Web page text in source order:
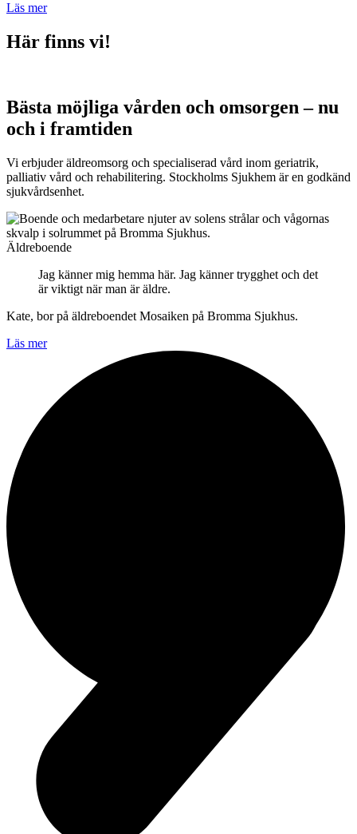
Läs mer
Här finns vi!
Bästa möjliga vården och omsorgen – nu
och i framtiden
Vi erbjuder äldreomsorg och specialiserad vård inom geriatrik,
palliativ vård och rehabilitering. Stockholms Sjukhem är en godkänd
sjukvårdsenhet.
Äldreboende
Jag känner mig hemma här. Jag känner trygghet och det
är viktigt när man är äldre.
Kate, bor på äldreboendet Mosaiken på Bromma Sjukhus.
Läs mer